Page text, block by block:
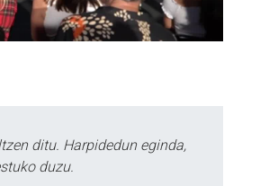
ditu. Harpidedun eginda,
duzu.